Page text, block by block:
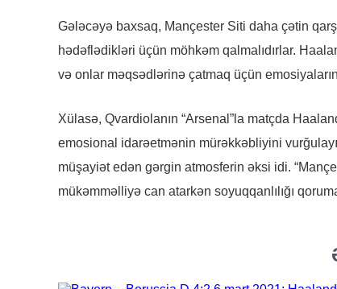
Gələcəyə baxsaq, Mançester Siti daha çətin
hədəflədikləri üçün möhkəm qalmalıdırlar.
və onlar məqsədlərinə çatmaq üçün
Xülasə, Qvardiolanın “Arsenal”la matçda
emosional idarəetmənin mürəkkəbliyini
müşayiət edən gərgin atmosferin əksi idi.
mükəmməlliyə can atarkən soyuqqanlılığı